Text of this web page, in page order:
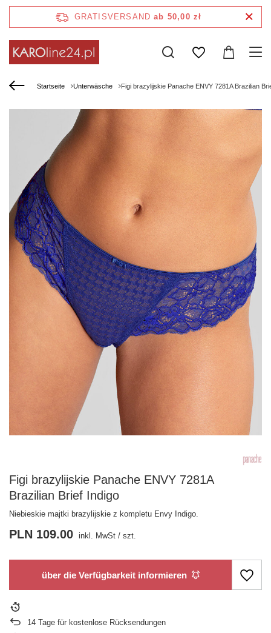
GRATISVERSAND ab 50,00 zł
Startseite Unterwäsche Figi brazylijskie Panache ENVY 7281A Brazilian
Figi brazylijskie Panache ENVY 7281A
Brazilian Brief Indigo
Niebieskie majtki brazylijskie z kompletu Envy Indigo.
PLN 109.00 inkl. MwSt / szt.
über die Verfügbarkeit informieren
14 Tage für kostenlose Rücksendungen